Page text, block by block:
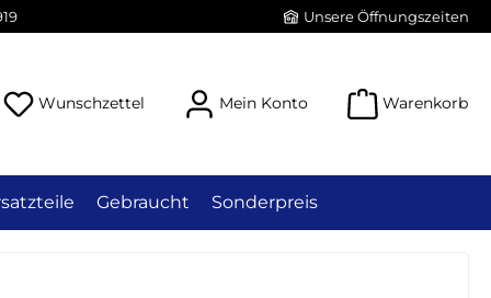
Unsere Öffnungszeiten
Wunschzettel Du hast 0 Produkte auf dem Merkzettel
Mein Konto Warenkorb
Gebraucht Sonderpreis